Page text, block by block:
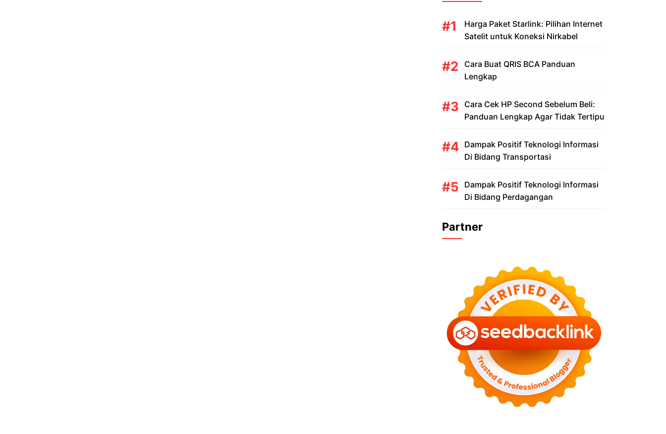
Harga Paket Starlink: Pilihan Internet
Satelit untuk Koneksi Nirkabel
Cara Buat QRIS BCA Panduan
Lengkap
Cara Cek HP Second Sebelum Beli:
Panduan Lengkap Agar Tidak Tertipu
Dampak Positif Teknologi Informasi
Di Bidang Transportasi
Dampak Positif Teknologi Informasi
Di Bidang Perdagangan
Partner